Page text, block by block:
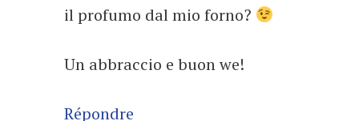
il profumo dal mio forno?
Un abbraccio e buon we!
Répondre